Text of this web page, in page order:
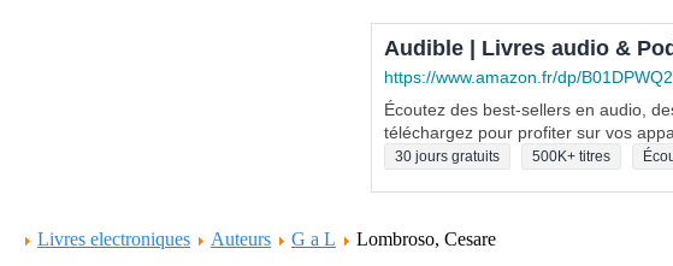
Audible | Livres audio &
https://www.amazon.fr/dp/
Écoutez des best-sellers en audio,
téléchargez pour profiter sur vos
30 jours gratuits 500K+ titres
Livres electroniques Auteurs G a L Lombroso, Cesare